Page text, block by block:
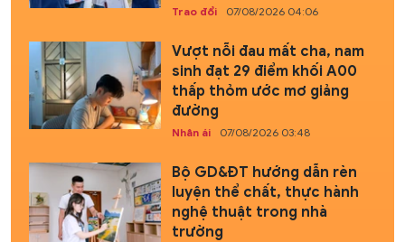
Trao đổi 07/08/2026 04:06
Vượt nỗi đau mất cha, nam
sinh đạt 29 điểm khối A00
thấp thỏm ước mơ giảng
đường
Nhân ái 07/08/2026 03:48
Bộ GD&ĐT hướng dẫn rèn
luyện thể chất, thực hành
nghệ thuật trong nhà
trường